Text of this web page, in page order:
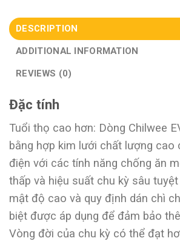
DESCRIPTION
ADDITIONAL INFORMATION
REVIEWS (0)
Đặc tính
Tuổi thọ cao hơn: Dòng Chilwee
bằng hợp kim lưới chất lượng cao
điện với các tính năng chống ăn
thấp và hiệu suất chu kỳ sâu
mật độ cao và quy định dán chì
biệt được áp dụng để đảm bảo
Vòng đời của chu kỳ có thể đạt